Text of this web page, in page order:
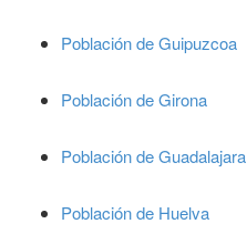
Población de Guipuzcoa
Población de Girona
Población de Guadalajara
Población de Huelva